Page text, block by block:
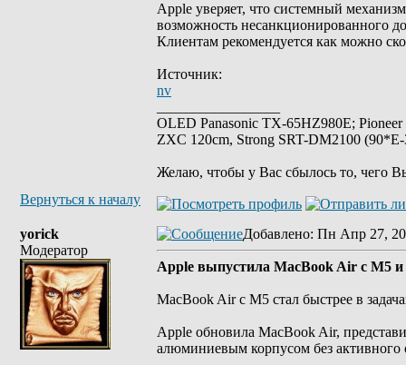
Apple уверяет, что системный
возможность несанкционированного
Клиентам рекомендуется как можно
Источник:
nv
OLED Panasonic TX-65HZ980E;
ZXC 120cm, Strong SRT-DM2100
Желаю, чтобы у Вас сбылось то, чего
Вернуться к началу
yorick
Модератор
Добавлено: Пн Апр 27,
Apple выпустила MacBook Air с M5 и
MacBook Air с M5 стал быстрее в
Apple обновила MacBook Air,
алюминиевым корпусом без